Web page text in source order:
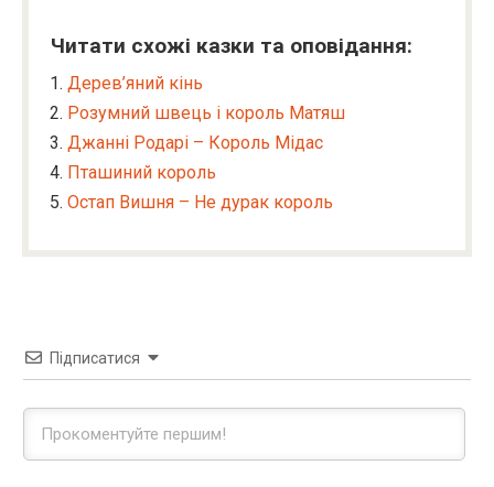
Читати схожі казки та оповідання:
Дерев’яний кінь
Розумний швець і король Матяш
Джанні Родарі – Король Мідас
Пташиний король
Остап Вишня – Не дурак король
Підписатися